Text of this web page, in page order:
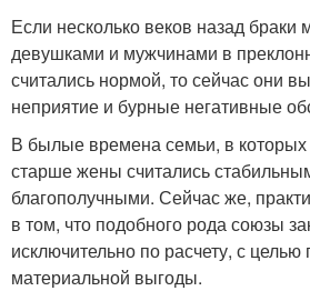
Если несколько веков назад
девушками и мужчинами в
считались нормой, то сейчас они
неприятие и бурные негативные
В былые времена семьи, в которых
старше жены считались
благополучными. Сейчас же,
в том, что подобного рода союзы
исключительно по расчету, с
материальной выгоды.